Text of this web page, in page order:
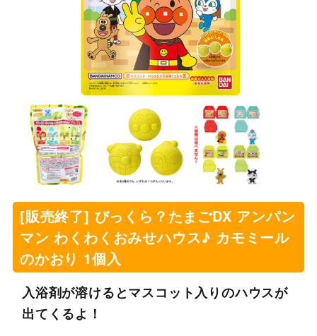
[販売終了] びっくら？たまごDX アンパン
マン わくわくおみせハウス♪ カモミール
のかおり 1個入
入浴剤が溶けるとマスコット入りのハウスが
出てくるよ！